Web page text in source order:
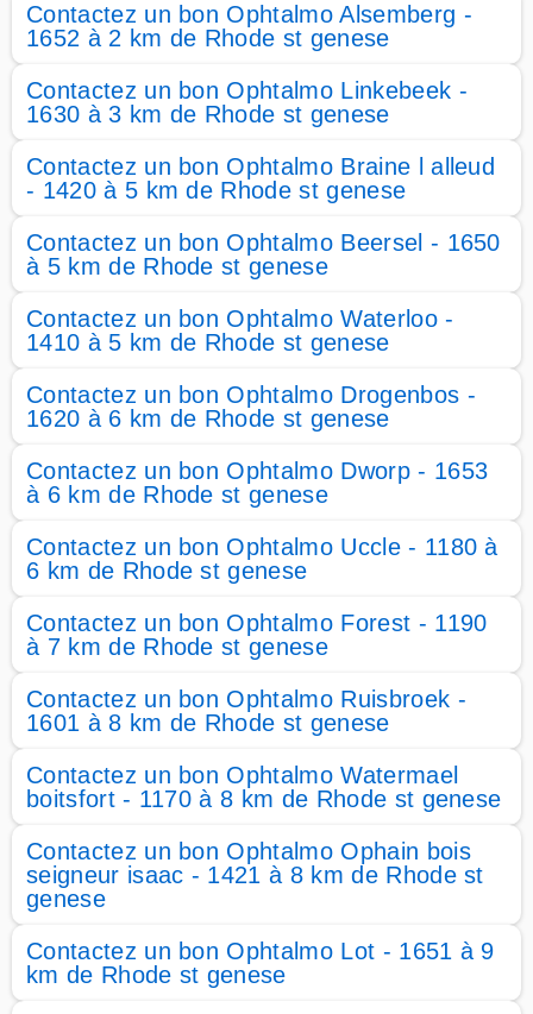
Contactez un bon Ophtalmo Alsemberg -
1652 à 2 km de Rhode st genese
Contactez un bon Ophtalmo Linkebeek -
1630 à 3 km de Rhode st genese
Contactez un bon Ophtalmo Braine l alleud
- 1420 à 5 km de Rhode st genese
Contactez un bon Ophtalmo Beersel - 1650
à 5 km de Rhode st genese
Contactez un bon Ophtalmo Waterloo -
1410 à 5 km de Rhode st genese
Contactez un bon Ophtalmo Drogenbos -
1620 à 6 km de Rhode st genese
Contactez un bon Ophtalmo Dworp - 1653
à 6 km de Rhode st genese
Contactez un bon Ophtalmo Uccle - 1180 à
6 km de Rhode st genese
Contactez un bon Ophtalmo Forest - 1190
à 7 km de Rhode st genese
Contactez un bon Ophtalmo Ruisbroek -
1601 à 8 km de Rhode st genese
Contactez un bon Ophtalmo Watermael
boitsfort - 1170 à 8 km de Rhode st genese
Contactez un bon Ophtalmo Ophain bois
seigneur isaac - 1421 à 8 km de Rhode st
genese
Contactez un bon Ophtalmo Lot - 1651 à 9
km de Rhode st genese